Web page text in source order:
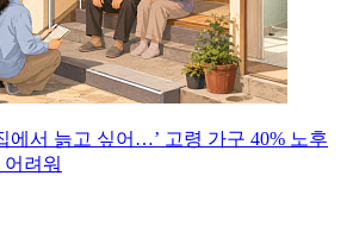
에서 늙고 싶어…’ 고령 가구 40% 노후
려워